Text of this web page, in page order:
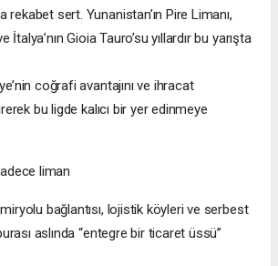
rekabet sert. Yunanistan’ın Pire Limanı,
İtalya’nın Gioia Tauro’su yıllardır bu yarışta
coğrafi avantajını ve ihracat
bu ligde kalıcı bir yer edinmeye
liman
bağlantısı, lojistik köyleri ve serbest
aslında “entegre bir ticaret üssü”